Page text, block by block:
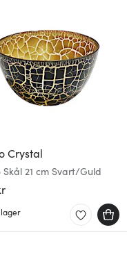
Crystal
Skål 21 cm Svart/Guld
lager